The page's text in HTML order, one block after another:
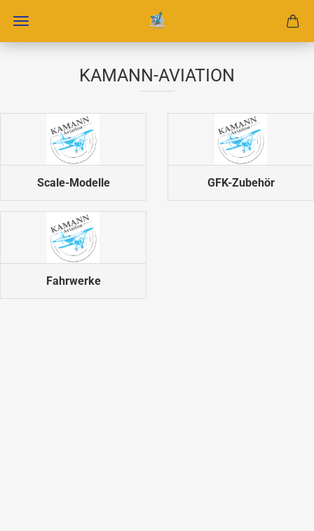
KAMANN-AVIATION
Scale-Modelle GFK-Zubehör
Fahrwerke